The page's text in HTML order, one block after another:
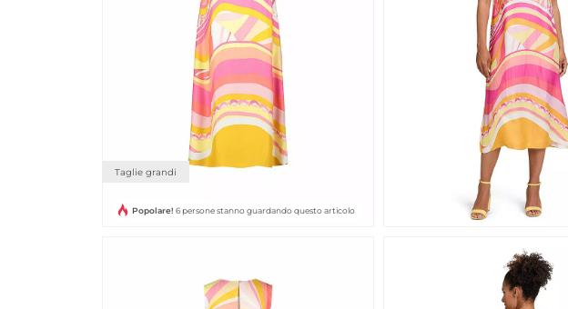
Taglie grandi
Popolare! 6 persone stanno guardando questo articolo